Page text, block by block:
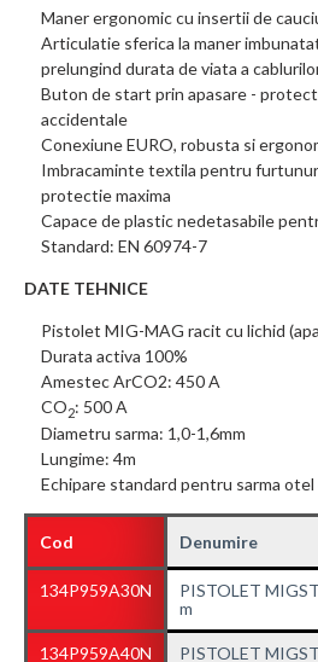
Maner ergonomic cu insertii de
Articulatie sferica la maner
prelungind durata de viata a
Buton de start prin apasare -
accidentale
Conexiune EURO, robusta si
Imbracaminte textila pentru
protectie maxima
Capace de plastic nedetasabile
Standard: EN 60974-7
DATE TEHNICE
Pistolet MIG-MAG racit cu lichid
Durata activa 100%
Amestec ArCO2: 450 A
CO2: 500 A
Diametru sarma: 1,0-1,6mm
Lungime: 4m
Echipare standard pentru sarma otel
Cod Denumire
134P959A30N PISTOLET
m
134P959A40N PISTOLET